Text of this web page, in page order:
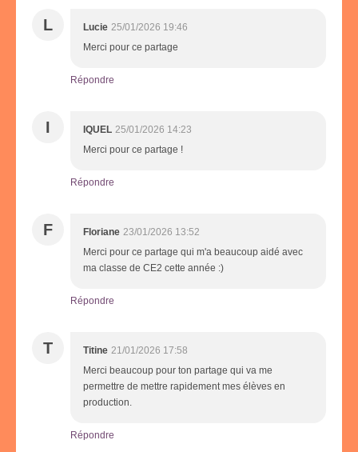
L Lucie 25/01/2026 19:46
Merci pour ce partage
Répondre
I IQUEL 25/01/2026 14:23
Merci pour ce partage !
Répondre
F Floriane 23/01/2026 13:52
Merci pour ce partage qui m'a beaucoup aidé avec
ma classe de CE2 cette année :)
Répondre
T Titine 21/01/2026 17:58
Merci beaucoup pour ton partage qui va me
permettre de mettre rapidement mes élèves en
production.
Répondre